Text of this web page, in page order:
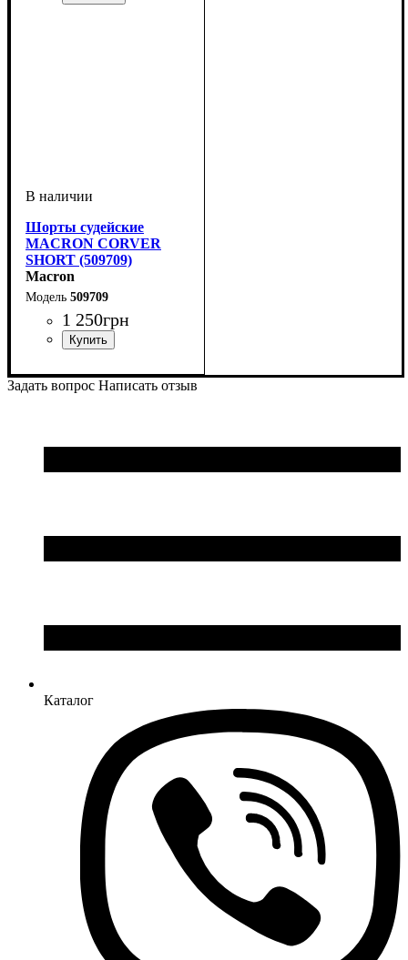
Шорты судейские
MACRON CORVER
SHORT (509709)
Macron
509709
1 250грн
Задать вопрос Написать отзыв
Каталог